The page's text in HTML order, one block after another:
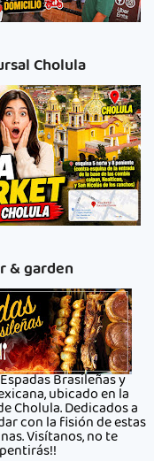
Cholula
& garden
Brasileñas y
ubicado en la
Cholula. Dedicados a
con la fisión de estas
Visítanos, no te